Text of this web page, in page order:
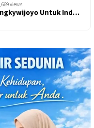
views
Untuk Ind…